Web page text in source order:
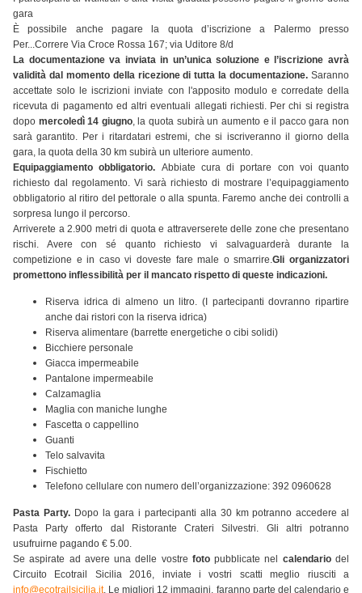
gara
È possibile anche pagare la quota d’iscrizione a Palermo presso
Per...Correre Via Croce Rossa 167; via Uditore 8/d
La documentazione va inviata in un’unica soluzione e l’iscrizione avrà
validità dal momento della ricezione di tutta la documentazione. Saranno
accettate solo le iscrizioni inviate con l'apposito modulo e corredate della
ricevuta di pagamento ed altri eventuali allegati richiesti. Per chi si registra
dopo mercoledì 14 giugno, la quota subirà un aumento e il pacco gara non
sarà garantito. Per i ritardatari estremi, che si iscriveranno il giorno della
gara, la quota della 30 km subirà un ulteriore aumento.
Equipaggiamento obbligatorio. Abbiate cura di portare con voi quanto
richiesto dal regolamento. Vi sarà richiesto di mostrare l’equipaggiamento
obbligatorio al ritiro del pettorale o alla spunta. Faremo anche dei controlli a
sorpresa lungo il percorso.
Arriverete a 2.900 metri di quota e attraverserete delle zone che presentano
rischi. Avere con sé quanto richiesto vi salvaguarderà durante la
competizione e in caso vi doveste fare male o smarrire.Gli organizzatori
promettono inflessibilità per il mancato rispetto di queste indicazioni.
Riserva idrica di almeno un litro. (I partecipanti dovranno ripartire
anche dai ristori con la riserva idrica)
Riserva alimentare (barrette energetiche o cibi solidi)
Bicchiere personale
Giacca impermeabile
Pantalone impermeabile
Calzamaglia
Maglia con maniche lunghe
Fascetta o cappellino
Guanti
Telo salvavita
Fischietto
Telefono cellulare con numero dell’organizzazione: 392 0960628
Pasta Party. Dopo la gara i partecipanti alla 30 km potranno accedere al
Pasta Party offerto dal Ristorante Crateri Silvestri. Gli altri potranno
usufruirne pagando € 5.00.
Se aspirate ad avere una delle vostre fotopubblicate nel calendariodel
Circuito Ecotrail Sicilia 2016, inviate i vostri scatti meglio riusciti a
info@ecotrailsicilia.it. Le migliori 12 immagini, faranno parte del calendario e